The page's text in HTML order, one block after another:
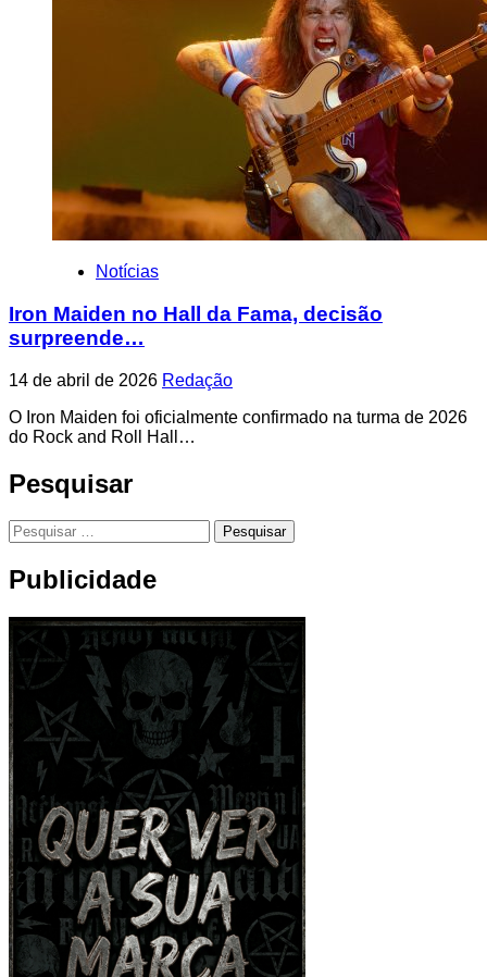
Notícias
Iron Maiden no Hall da Fama, decisão
surpreende…
14 de abril de 2026 Redação
O Iron Maiden foi oficialmente confirmado na turma de 2026
do Rock and Roll Hall…
Pesquisar
Pesquisar
por:
Publicidade